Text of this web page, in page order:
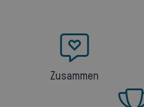
Zusammen